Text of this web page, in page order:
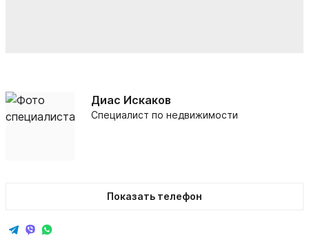
Диас Искаков
Специалист по недвижимости
Показать телефон